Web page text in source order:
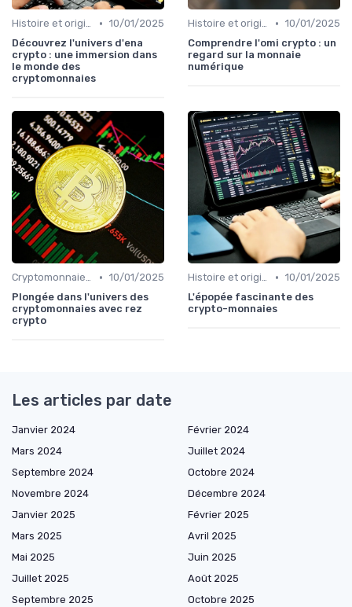
Histoire et origines des cryptomonnaies • 10/01/2025
Découvrez l'univers d'ena
crypto : une immersion dans
le monde des
cryptomonnaies
Histoire et origines des cryptomonnaies • 10/01/2025
Comprendre l'omi crypto : un
regard sur la monnaie
numérique
Cryptomonnaies populaires • 10/01/2025
Plongée dans l'univers des
cryptomonnaies avec rez
crypto
Histoire et origines des cryptomonnaies • 10/01/2025
L'épopée fascinante des
crypto-monnaies
Les articles par date
Janvier 2024
Février 2024
Mars 2024
Juillet 2024
Septembre 2024
Octobre 2024
Novembre 2024
Décembre 2024
Janvier 2025
Février 2025
Mars 2025
Avril 2025
Mai 2025
Juin 2025
Juillet 2025
Août 2025
Septembre 2025
Octobre 2025